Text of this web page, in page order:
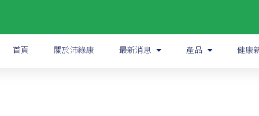
首頁 關於沛綠康 最新消息 產品 健康